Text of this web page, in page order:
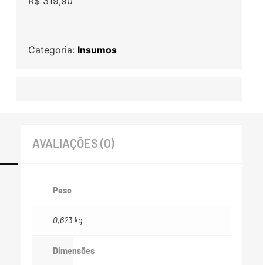
Categoria: Insumos
AVALIAÇÕES (0)
Peso
0,623 kg
Dimensões